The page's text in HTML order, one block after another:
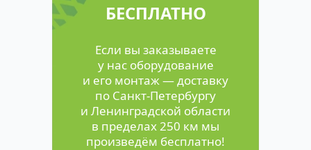
БЕСПЛАТНО
Если вы заказываете
у нас оборудование
и его монтаж — доставку
по Санкт-Петербургу
и Ленинградской области
в пределах 250 км мы
произведём бесплатно!